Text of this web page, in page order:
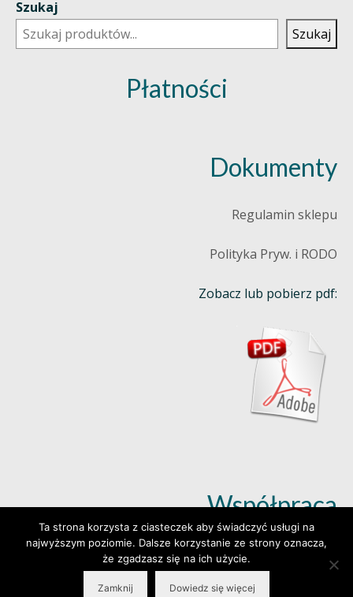
Szukaj
Szukaj
Płatności
Dokumenty
Regulamin sklepu
Polityka Pryw. i RODO
Zobacz lub pobierz pdf:
Współpraca
Dowiedz się więcej (klik)
© 2026 Wylepianki - Made by: www.prosteWWW.pl
Ta strona korzysta z ciasteczek aby świadczyć usługi na
najwyższym poziomie. Dalsze korzystanie ze strony oznacza,
że zgadzasz się na ich użycie.
Zamknij Dowiedz się więcej